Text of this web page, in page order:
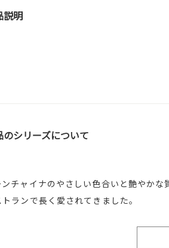
説明
のシリーズについて
ンチャイナのやさしい色合いと艶やか
トランで長く愛されてきました。